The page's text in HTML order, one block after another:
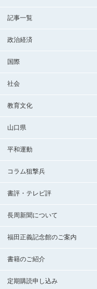
記事一覧
政治経済
国際
社会
教育文化
山口県
平和運動
コラム狙撃兵
書評・テレビ評
長周新聞について
福田正義記念館のご案内
書籍のご紹介
定期購読申し込み